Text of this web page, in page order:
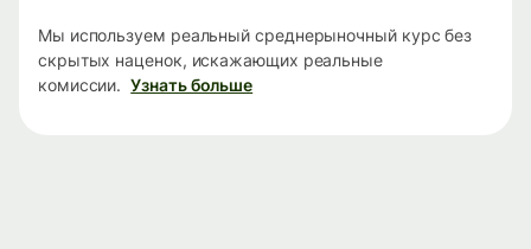
Мы используем реальный среднерыночный курс без
скрытых наценок, искажающих реальные
комиссии. Узнать больше